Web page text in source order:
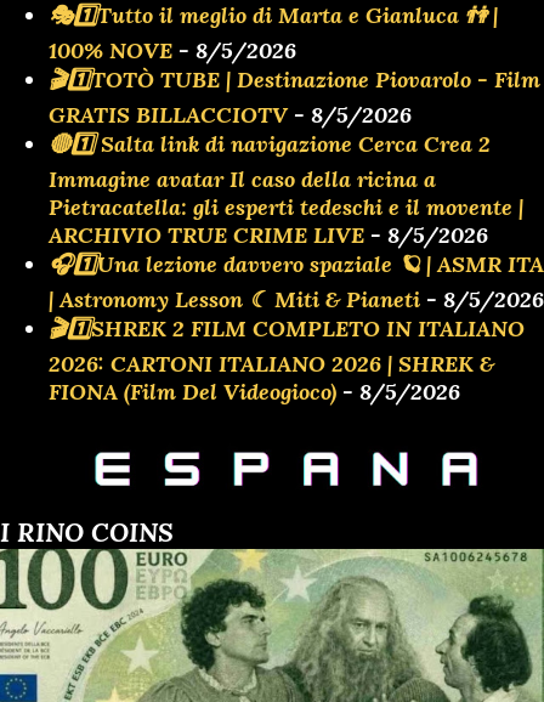
🎭1️⃣Tutto il meglio di Marta e Gianluca 👫 |
100% NOVE - 8/5/2026
🎬1️⃣TOTÒ TUBE | Destinazione Piovarolo - Film
GRATIS BILLACCIOTV- 8/5/2026
🔴1️⃣ Salta link di navigazione Cerca Crea 2
Immagine avatar Il caso della ricina a
Pietracatella: gli esperti tedeschi e il movente |
ARCHIVIO TRUE CRIME LIVE - 8/5/2026
🎧1️⃣Una lezione davvero spaziale 🪐 | ASMR ITA
| Astronomy Lesson ☾ Miti & Pianeti - 8/5/2026
🎬1️⃣SHREK 2 FILM COMPLETO IN ITALIANO
2026: CARTONI ITALIANO 2026 | SHREK &
FIONA (Film Del Videogioco) - 8/5/2026
I RINO COINS